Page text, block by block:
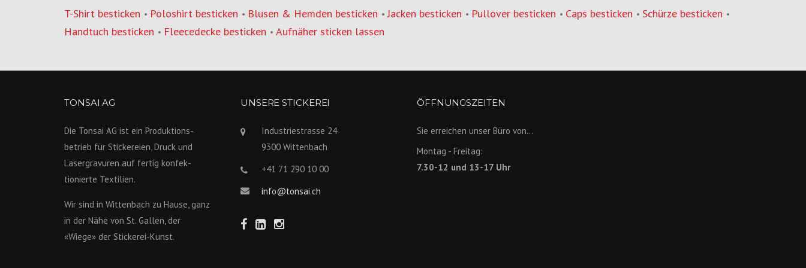
T-Shirt besticken • Poloshirt besticken • Blusen & Hemden besticken •Jacken besticken • Pullover besticken • Caps besticken • Schürze besticken •
Handtuch besticken • Fleecedecke besticken • Aufnäher sticken lassen
TONSAI AG
Die Tonsai AG ist ein Produktions­
betrieb für Stickereien, Druck und
Lasergravuren auf fertig konfek­
tionierte Textilien.
Wir sind in Wittenbach zu Hause, ganz
in der Nähe von St. Gallen, der
«Wiege» der Stickerei-Kunst.
UNSERE STICKEREI
Industriestrasse 24
9300 Wittenbach
+41 71 290 10 00
info@tonsai.ch
ÖFFNUNGSZEITEN
Sie erreichen unser Büro von...
Montag - Freitag:
7.30-12 und 13-17 Uhr